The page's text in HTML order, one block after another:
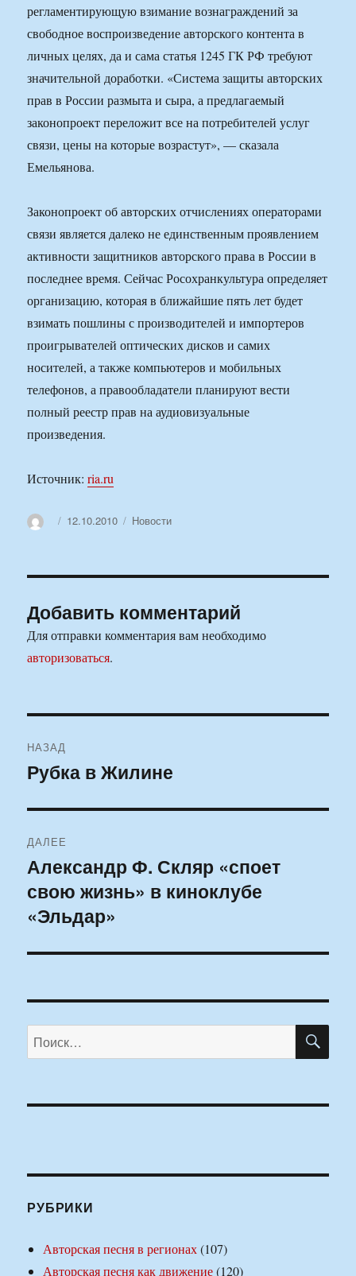
регламентирующую взимание вознаграждений за
свободное воспроизведение авторского контента в
личных целях, да и сама статья 1245 ГК РФ требуют
значительной доработки. «Система защиты авторских
прав в России размыта и сыра, а предлагаемый
законопроект переложит все на потребителей услуг
связи, цены на которые возрастут», — сказала
Емельянова.
Законопроект об авторских отчислениях операторами
связи является далеко не единственным проявлением
активности защитников авторского права в России в
последнее время. Сейчас Росохранкультура определяет
организацию, которая в ближайшие пять лет будет
взимать пошлины с производителей и импортеров
проигрывателей оптических дисков и самих
носителей, а также компьютеров и мобильных
телефонов, а правообладатели планируют вести
полный реестр прав на аудиовизуальные
произведения.
Источник:ria.ru
АвторОпубликовано
12.10.2010 Рубрики
Новости
Добавить комментарий
Для отправки комментария вам необходимо
авторизоваться.
по
НАЗАД
Предыдущая
Рубка в Жилине
ДАЛЕЕ
Следующая
запись:
Александр Ф. Скляр «споет
свою жизнь» в киноклубе
«Эльдар»
Искать:
РУБРИКИ
Авторская песня в регионах(107)
Авторская песня как движение(120)